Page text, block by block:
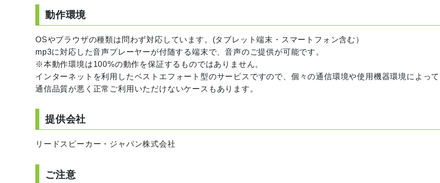
動作環境
OSやブラウザの種類は問わず対応しています。(タブレット端末・スマートフォン含む）
mp3に対応した音声プレーヤーが付随する端末で、音声のご提供が可能です。
※本動作環境は100%の動作を保証するものではありません。
インターネットを利用したベストエフォート型のサービスですので、個々の通信環境や使用機器環境によっ
通信品質が悪く正常ご利用いただけないケースもあります。
提供会社
リードスピーカー・ジャパン株式会社
ご注意